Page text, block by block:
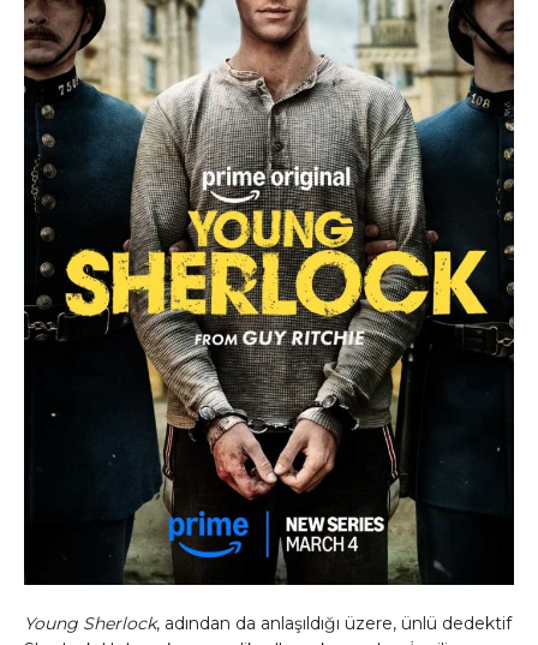
Young Sherlock, adından da anlaşıldığı üzere, ünlü dedektif